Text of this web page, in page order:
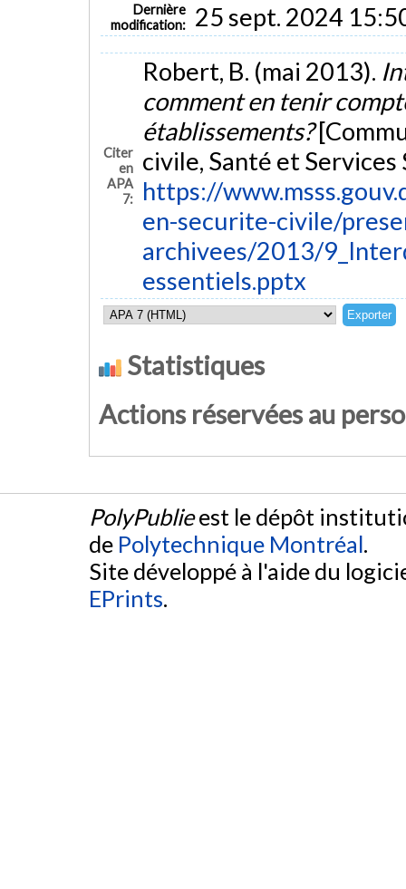
Dernière
modification:
25 sept. 2024
Citer
en
APA
7:
Robert, B. (mai 2013).
comment en tenir
établissements?
civile, Santé et Services
https://
en-securite-civile/
archivees/2013/
essentiels.pptx
Statistiques
Actions réservées au
PolyPublieest le dépôt
de Polytechnique Montréal.
Site développé à l'aide du
EPrints.